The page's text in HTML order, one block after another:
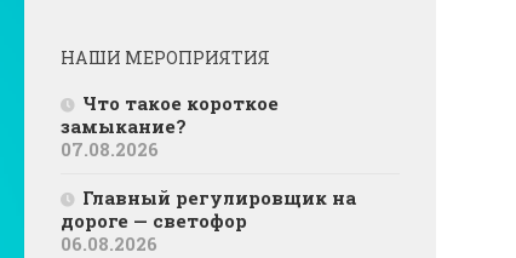
НАШИ МЕРОПРИЯТИЯ
Что такое короткое
замыкание?
07.08.2026
Главный регулировщик на
дороге — светофор
06.08.2026